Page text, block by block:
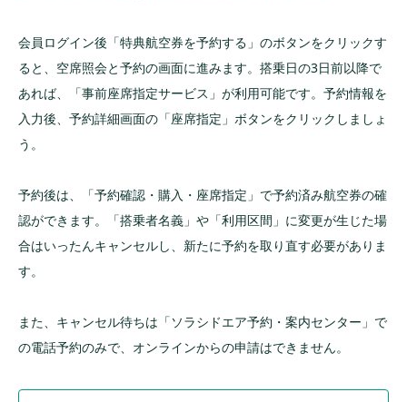
会員ログイン後「特典航空券を予約する」のボタンをクリックす
ると、空席照会と予約の画面に進みます。搭乗日の3日前以降で
あれば、「事前座席指定サービス」が利用可能です。予約情報を
入力後、予約詳細画面の「座席指定」ボタンをクリックしましょ
う。
予約後は、「予約確認・購入・座席指定」で予約済み航空券の確
認ができます。「搭乗者名義」や「利用区間」に変更が生じた場
合はいったんキャンセルし、新たに予約を取り直す必要がありま
す。
また、キャンセル待ちは「ソラシドエア予約・案内センター」で
の電話予約のみで、オンラインからの申請はできません。